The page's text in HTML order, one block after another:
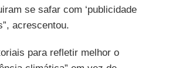
se safar com ‘publicidade
acrescentou.
para refletir melhor o